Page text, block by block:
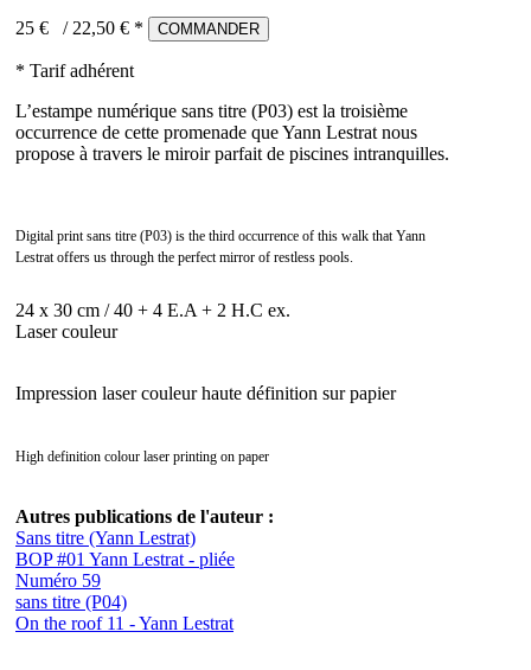
25 € / 22,50 € * COMMANDER
* Tarif adhérent
L’estampe numérique sans titre (P03) est la troisième
occurrence de cette promenade que Yann Lestrat nous
propose à travers le miroir parfait de piscines intranquilles.
Digital print sans titre (P03) is the third occurrence of this walk that Yann
Lestrat offers us through the perfect mirror of restless pools.
24 x 30 cm / 40 + 4 E.A + 2 H.C ex.
Laser couleur
Impression laser couleur haute définition sur papier
High definition colour laser printing on paper
Autres publications de l'auteur :
Sans titre (Yann Lestrat)
BOP #01 Yann Lestrat - pliée
Numéro 59
sans titre (P04)
On the roof 11 - Yann Lestrat